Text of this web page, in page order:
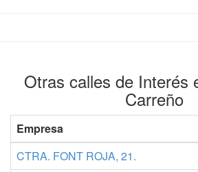
Otras calles de Interés
Carreño
Empresa
CTRA. FONT ROJA, 21.